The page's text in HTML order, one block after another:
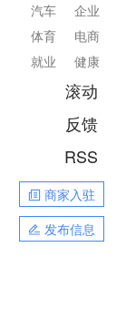
企业
电商
健康
汽车
体育
就业
滚动
反馈
RSS
商家入驻
发布信息